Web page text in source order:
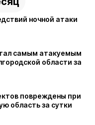
ночной атаки
самым атакуемым
области за
повреждены при
область за сутки